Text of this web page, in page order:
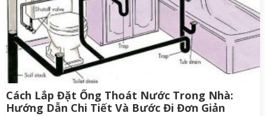
Cách Lắp Đặt Ống Thoát Nước Trong Nhà:
Hướng Dẫn Chi Tiết Và Bước Đi Đơn Giản